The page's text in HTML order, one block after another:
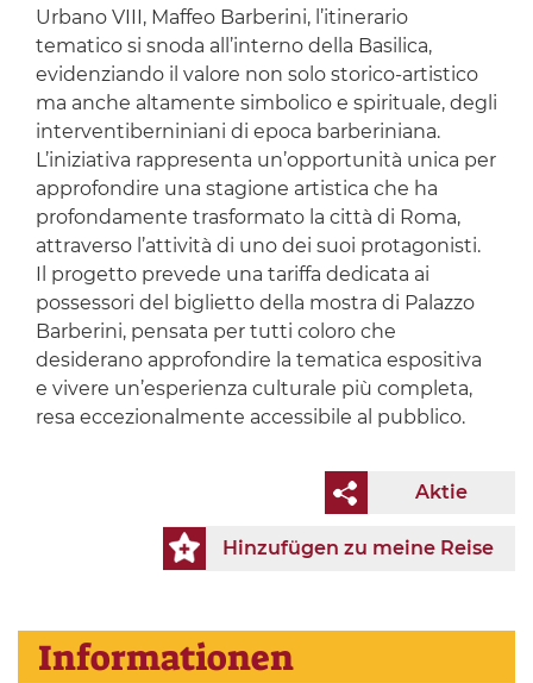
Urbano VIII, Maffeo Barberini, l’itinerario
tematico si snoda all’interno della Basilica,
evidenziando il valore non solo storico-artistico
ma anche altamente simbolico e spirituale, degli
interventiberniniani di epoca barberiniana.
L’iniziativa rappresenta un’opportunità unica per
approfondire una stagione artistica che ha
profondamente trasformato la città di Roma,
attraverso l’attività di uno dei suoi protagonisti.
Il progetto prevede una tariffa dedicata ai
possessori del biglietto della mostra di Palazzo
Barberini, pensata per tutti coloro che
desiderano approfondire la tematica espositiva
e vivere un’esperienza culturale più completa,
resa eccezionalmente accessibile al pubblico.
Aktie
Hinzufügen zu meine Reise
Informationen